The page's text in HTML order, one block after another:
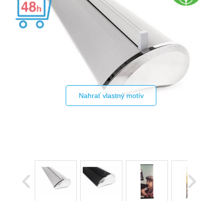
Nahrať vlastný motív